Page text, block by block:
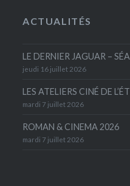
ACTUALITÉS
LE DERNIER JAGUAR –
jeudi 16 juillet 2026
LES ATELIERS CINÉ DE
mardi 7 juillet 2026
ROMAN & CINEMA 2026
mardi 7 juillet 2026